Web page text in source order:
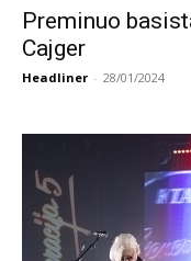
Preminuo
Cajger
Headliner - 28/01/2024